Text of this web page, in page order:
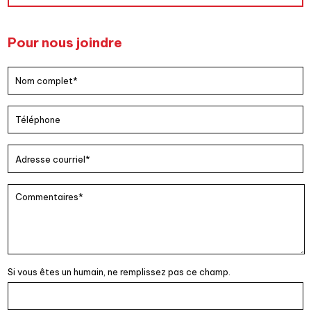
Pour nous joindre
Si vous êtes un humain, ne remplissez pas ce champ.